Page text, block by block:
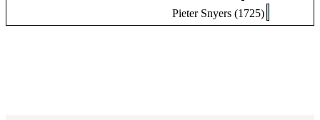
Pieter Snyers (1725)